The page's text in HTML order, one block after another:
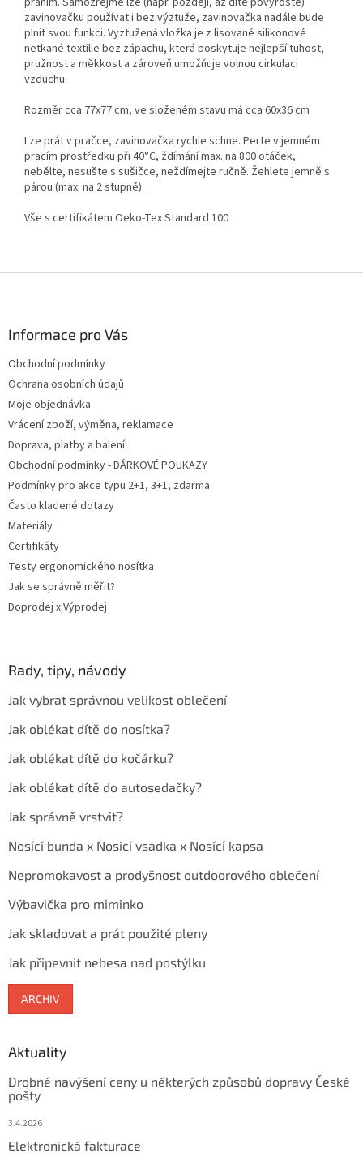
zavinovačku používat i bez výztuže, zavinovačka nadále bude
plnit svou funkci. Vyztužená vložka je z lisované silikonové
netkané textilie bez zápachu, která poskytuje nejlepší tuhost,
pružnost a měkkost a zároveň umožňuje volnou cirkulaci
vzduchu.
Rozměr cca 77x77 cm, ve složeném stavu má cca 60x36 cm
Lze prát v pračce, zavinovačka rychle schne. Perte v jemném
pracím prostředku při 40°C, ždímání max. na 800 otáček,
nebělte, nesušte s sušičce, neždímejte ručně. Žehlete jemně s
párou (max. na 2 stupně).
Vše s certifikátem Oeko-Tex Standard 100
Informace pro Vás
Obchodní podmínky
Ochrana osobních údajů
Moje objednávka
Vrácení zboží, výměna, reklamace
Doprava, platby a balení
Obchodní podmínky - DÁRKOVÉ POUKAZY
Podmínky pro akce typu 2+1, 3+1, zdarma
Často kladené dotazy
Materiály
Certifikáty
Testy ergonomického nosítka
Jak se správně měřit?
Doprodej x Výprodej
Rady, tipy, návody
Jak vybrat správnou velikost oblečení
Jak oblékat dítě do nosítka?
Jak oblékat dítě do kočárku?
Jak oblékat dítě do autosedačky?
Jak správně vrstvit?
Nosící bunda x Nosící vsadka x Nosící kapsa
Nepromokavost a prodyšnost outdoorového oblečení
Výbavička pro miminko
Jak skladovat a prát použité pleny
Jak připevnit nebesa nad postýlku
ARCHIV
Aktuality
Drobné navýšení ceny u některých způsobů dopravy České
pošty
3.4.2026
Elektronická fakturace